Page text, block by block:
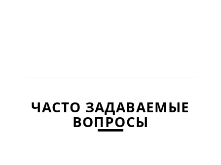
ЧАСТО ЗАДАВАЕМЫЕ
ВОПРОСЫ